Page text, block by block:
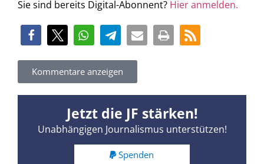
Sie sind bereits Digital-Abonnent? Hier anmelden.
Kommentare anzeigen
Jetzt die JF stärken!
Unabhängigen Journalismus unterstützen!
Spenden